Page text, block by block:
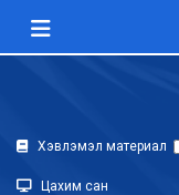
Хэвлэмэл материал
Цахим сан